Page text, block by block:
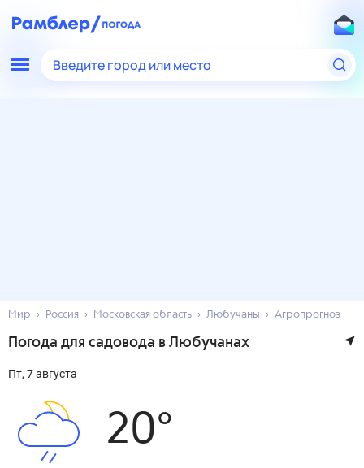
Введите город или место
Мир Россия Московская область Любучаны Агропрогноз
Погода для садовода в Любучанах
пт, 7 августа
20°